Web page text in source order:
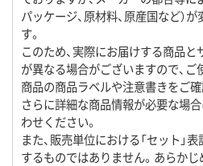
パッケージ、原材料、原産国など）
す。
このため、実際にお届けする商品
が異なる場合がございますので、
商品の商品ラベルや注意書きをご確
さらに詳細な商品情報が必要な場
わせください。
また、販売単位における「セット」
するものではありません。あらかじ